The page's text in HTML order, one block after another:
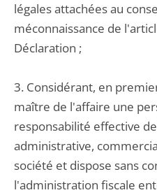
légales attachées au
méconnaissance de
Déclaration ;
3. Considérant, en
maître de l'affaire une
responsabilité effective
administrative,
société et dispose sans
l'administration fiscale